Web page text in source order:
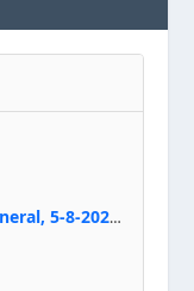
Papa León Xiv en la Audiencia General, 5-8-2026: «Dios en el primer puesto; la oración, nuestra primera obligación; la liturgia, la primera fuente de la vida divina que se nos comunica, la primera escuela de nuestra vida espiritual»